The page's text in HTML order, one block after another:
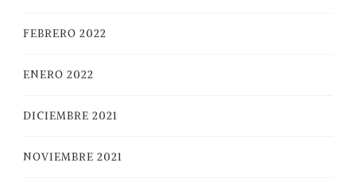
FEBRERO 2022
ENERO 2022
DICIEMBRE 2021
NOVIEMBRE 2021